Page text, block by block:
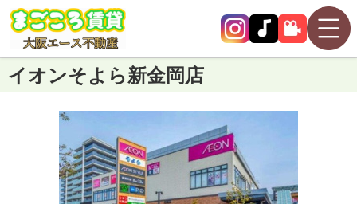
イオンそよら新金岡店